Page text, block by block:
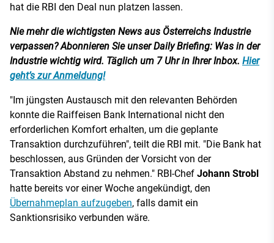
hat die RBI den Deal nun platzen lassen.
Nie mehr die wichtigsten News aus Österreichs Industrie
verpassen? Abonnieren Sie unser Daily Briefing: Was in der
Industrie wichtig wird. Täglich um 7 Uhr in Ihrer Inbox. Hier
geht’s zur Anmeldung!
"Im jüngsten Austausch mit den relevanten Behörden
konnte die Raiffeisen Bank International nicht den
erforderlichen Komfort erhalten, um die geplante
Transaktion durchzuführen", teilt die RBI mit. "Die Bank hat
beschlossen, aus Gründen der Vorsicht von der
Transaktion Abstand zu nehmen." RBI-Chef Johann Strobl
hatte bereits vor einer Woche angekündigt, den
Übernahmeplan aufzugeben, falls damit ein
Sanktionsrisiko verbunden wäre.